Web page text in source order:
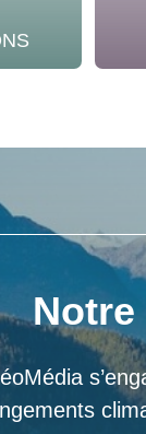
Notre